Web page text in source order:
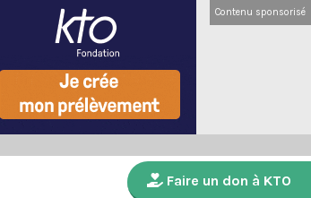
Contenu sponsorisé
Faire un don à KTO